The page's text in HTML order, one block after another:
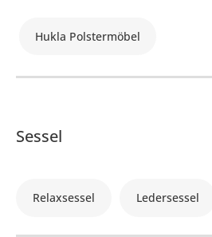
Hukla Polstermöbel
Sessel
Relaxsessel Ledersessel